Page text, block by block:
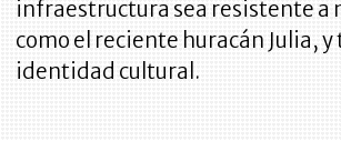
infraestructura sea resistente a
como el reciente huracán Julia,
identidad cultural.